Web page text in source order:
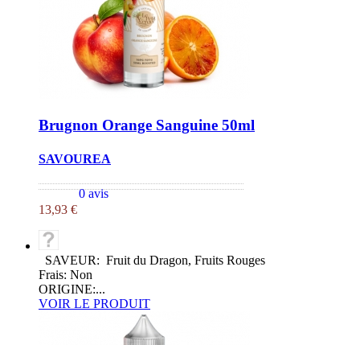
Brugnon Orange Sanguine 50ml
SAVOUREA
0 avis
13,93 €
SAVEUR: Fruit du Dragon, Fruits Rouges
Frais: Non
ORIGINE:...
VOIR LE PRODUIT